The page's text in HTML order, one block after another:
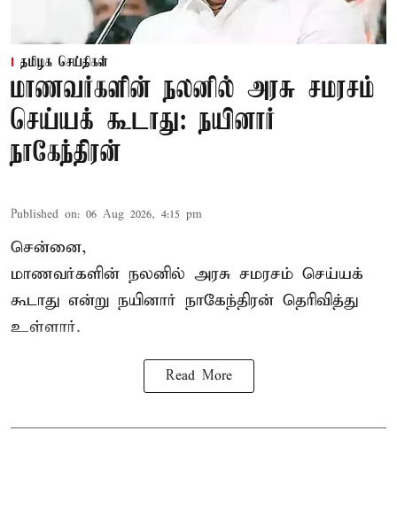
தமிழக செய்திகள்
மாணவர்களின் நலனில் அரசு சமரசம்
செய்யக் கூடாது: நயினார்
நாகேந்திரன்
Published on: 06 Aug 2026, 4:15 pm
சென்னை,
மாணவர்களின் நலனில் அரசு சமரசம் செய்யக்
கூடாது என்று நயினார் நாகேந்திரன் தெரிவித்து
உள்ளார்.
Read More